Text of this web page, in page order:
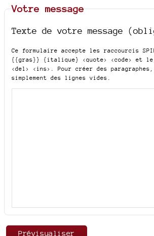
Votre message
Texte de votre message
Ce formulaire accepte les raccourcis
{{gras}} {italique} <quote> <code>
et le
<del> <ins>
. Pour créer des
simplement des lignes vides.